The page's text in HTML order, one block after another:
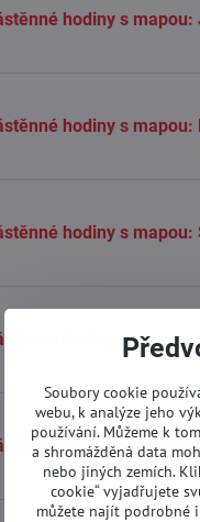
hodiny s
hodiny s
hodiny s
hodiny s mapou:
hodiny s mapou
Soubory cookie
webu, k analýze jeho
používání. Můžeme k
a shromážděná data
nebo jiných zemích.
cookie“ vyjadřujete
můžete najít podrobné